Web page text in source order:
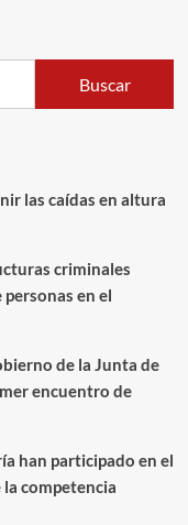
Buscar
las caídas en altura
criminales
en el
de la Junta de
encuentro de
han participado en el
la competencia